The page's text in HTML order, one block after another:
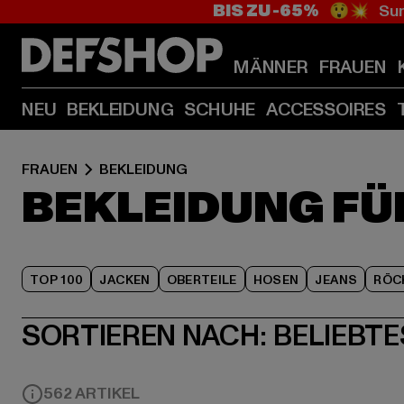
BIS ZU -65% 😲💥
MÄNNER FRAUEN
NEU BEKLEIDUNG SCHUHE ACCESSOIRES
FRAUEN BEKLEIDUNG
BEKLEIDUNG
TOP 100 JACKEN OBERTEILE HOSEN JEANS
SORTIEREN NACH:
562 ARTIKEL